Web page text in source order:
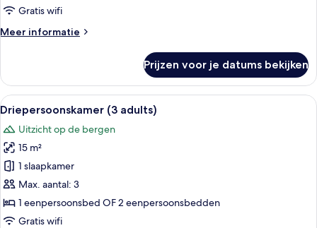
Gratis wifi
Meer informatie
Meer
kamer
Prijzen voor je datums bekijken
Alle
foto's
voor
Driepersoonskamer
(3
adults)
laden
Een hotelkamer met twee bedden,
6
Driepersoonskamer (3 adults)
Uitzicht op de bergen
15 m²
1 slaapkamer
Max. aantal: 3
1 eenpersoonsbed OF 2 eenpersoonsbedden
Gratis wifi